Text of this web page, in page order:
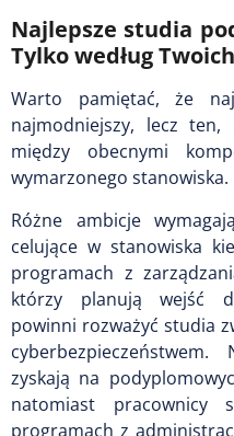
Najlepsze studia
Tylko według
Warto pamiętać, że
najmodniejszy, lecz ten,
między obecnymi
wymarzonego stanowiska.
Różne ambicje
celujące w stanowiska
programach z
którzy planują wejść
powinni rozważyć studia
zyskają na
natomiast pracownicy
programach z